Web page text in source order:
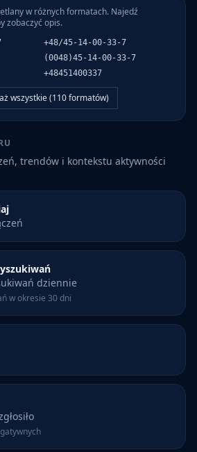
w różnych formatach. Najedź
zobaczyć opis.
+48/45-14-00-33-7
(0048)45-14-00-33-7
+48451400337
wszystkie (110formatów)
trendów i kontekstu aktywności
dziennie
w okresie 30 dni